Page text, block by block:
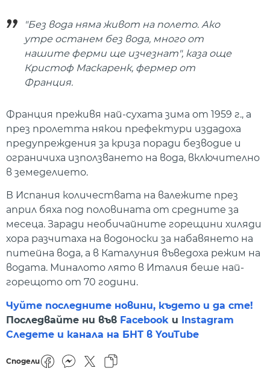
"Без вода няма живот на полето. Ако
утре останем без вода, много от
нашите ферми ще изчезнат", каза още
Кристоф Маскаренк, фермер от
Франция.
Франция преживя най-сухата зима от 1959 г., а
през пролетта някои префектури издадоха
предупреждения за криза поради безводие и
ограничиха използването на вода, включително
в земеделието.
В Испания количествата на валежите през
април бяха под половината от средните за
месеца. Заради необичайните горещини хиляди
хора разчитаха на водоноски за набавянето на
питейна вода, а в Каталуния въведоха режим на
водата. Миналото лято в Италия беше най-
горещото от 70 години.
Чуйте последните новини, където и да сте!
Последвайте ни във Facebook и Instagram
Следете и канала на БНТ в YouTube
Сподели